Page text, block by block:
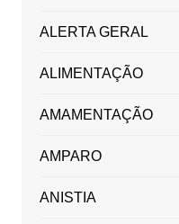
ALERTA GERAL
ALIMENTAÇÃO
AMAMENTAÇÃO
AMPARO
ANISTIA